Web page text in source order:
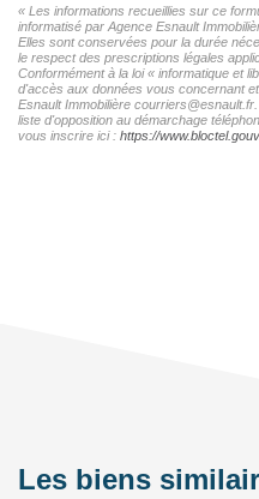
« Les informations recueillies sur ce
informatisé par Agence Esnault
Elles sont conservées pour la durée
le respect des prescriptions légales
Conformément à la loi « informatique et
d'accès aux données vous concernant
Esnault Immobilière
liste d'opposition au démarchage
vous inscrire ici : https://
Les biens